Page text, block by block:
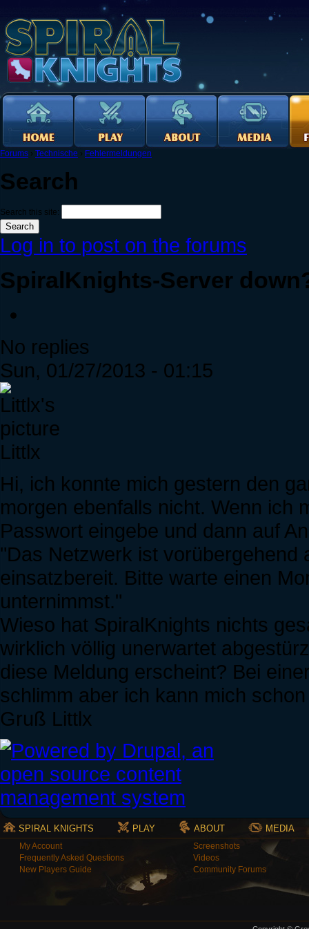
Forums › Technische › Fehlermeldungen
Search
Search this site:
Log in to post on the forums
SpiralKnights-Server
No replies
Sun, 01/27/2013 - 01:15
Littlx
Hi, ich konnte mich gestern den
morgen ebenfalls nicht. Wenn ich
Passwort eingebe und dann auf
"Das Netzwerk ist vorübergehend
einsatzbereit. Bitte warte einen
unternimmst."
Wieso hat SpiralKnights nichts
wirklich völlig unerwartet
diese Meldung erscheint? Bei
schlimm aber ich kann mich
Gruß Littlx
SPIRAL KNIGHTS PLAY ABOUT MEDIA
My Account
Frequently Asked Questions
New Players Guide
Screenshots
Videos
Community Forums